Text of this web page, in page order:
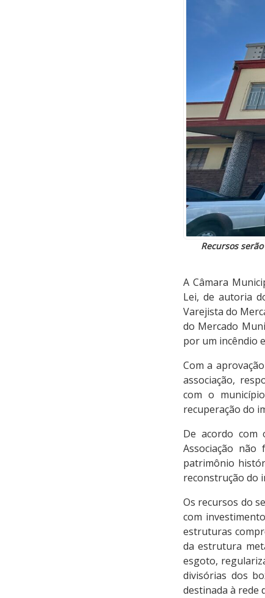
Recursos
A Câmara
Lei, de autoria
Varejista do
do Mercado
por um incêndio
Com a
associação,
com o
recuperação do
De acordo com
Associação
patrimônio
reconstrução do
Os recursos do
com
estruturas
da estrutura
esgoto,
divisórias dos
destinada à rede